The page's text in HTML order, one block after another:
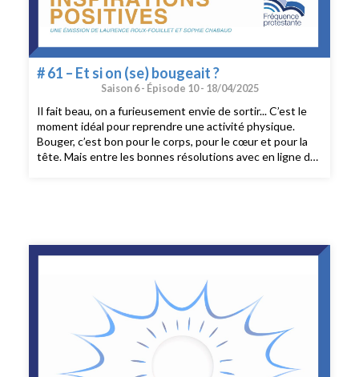
# 61 – Et si on (se) bougeait ?
Saison 6 - Épisode 10 - 18/04/2025
Il fait beau, on a furieusement envie de sortir... C’est le
moment idéal pour reprendre une activité physique.
Bouger, c’est bon pour le corps, pour le cœur et pour la
tête. Mais entre les bonnes résolutions avec en ligne de
quelles activités pour qui ?- comment trouver la
des médecins- bouger en ville- avoir une activité
physique même dans son salon- au bureau, on s’active!